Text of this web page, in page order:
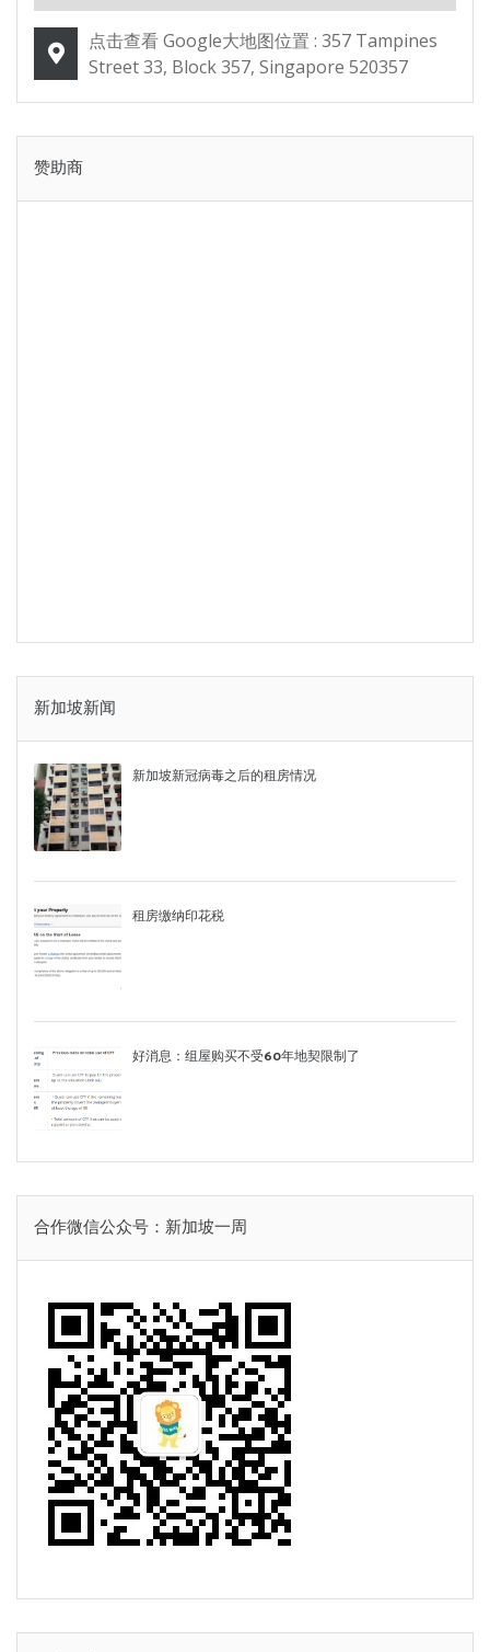
点击查看 Google大地图位置 : 357 Tampines
Street 33, Block 357, Singapore 520357
赞助商
新加坡新闻
新加坡新冠病毒之后的租房情况
租房缴纳印花税
好消息：组屋购买不受60年地契限制了
合作微信公众号：新加坡一周